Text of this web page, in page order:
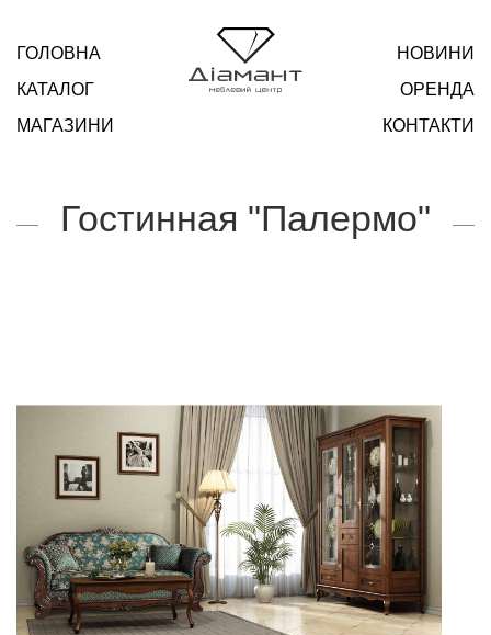
ГОЛОВНА
КАТАЛОГ
МАГАЗИНИ
НОВИНИ
ОРЕНДА
КОНТАКТИ
Гостинная "Палермо"